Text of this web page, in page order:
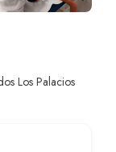
Los Palacios